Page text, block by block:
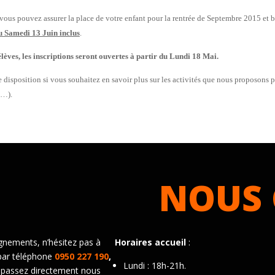
pouvez assurer la place de votre enfant pour la rentrée de Septembre 2015 et
Samedi 13 Juin inclus.
les inscriptions seront ouvertes à partir du Lundi 18 Mai.
disposition si vous souhaitez en savoir plus sur les activités que nous
NOUS
n’hésitez pas à
téléphone 0950 227 190,
directement nous
Horaires accueil :
Lundi : 18h-21h.